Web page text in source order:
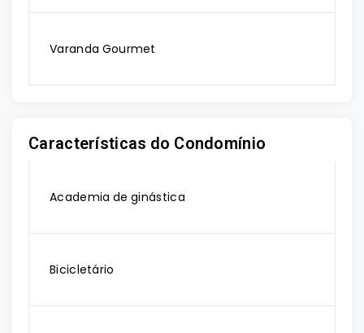
Varanda Gourmet
Características do Condomínio
Academia de ginástica
Bicicletário